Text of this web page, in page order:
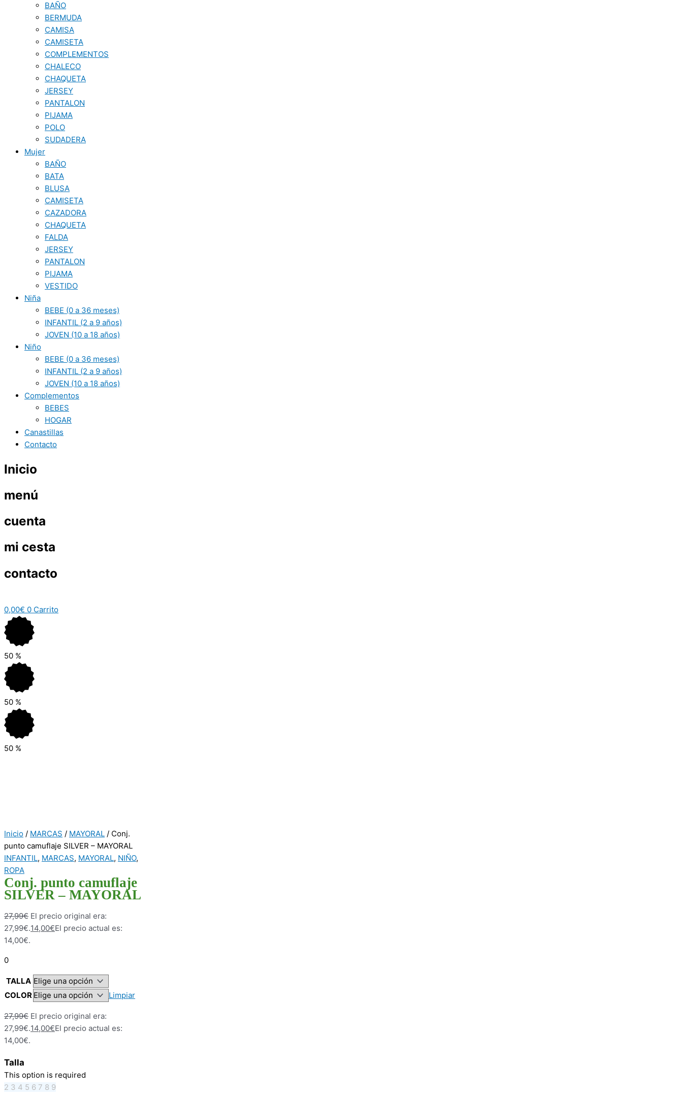
BAÑO
BERMUDA
CAMISA
CAMISETA
COMPLEMENTOS
CHALECO
CHAQUETA
JERSEY
PANTALON
PIJAMA
POLO
SUDADERA
Mujer
BAÑO
BATA
BLUSA
CAMISETA
CAZADORA
CHAQUETA
FALDA
JERSEY
PANTALON
PIJAMA
VESTIDO
Niña
BEBE (0 a 36 meses)
INFANTIL (2 a 9 años)
JOVEN (10 a 18 años)
Niño
BEBE (0 a 36 meses)
INFANTIL (2 a 9 años)
JOVEN (10 a 18 años)
Complementos
BEBES
HOGAR
Canastillas
Contacto
Inicio
menú
cuenta
mi cesta
contacto
0,00€ 0 Carrito
50 %
50 %
50 %
Inicio / MARCAS / MAYORAL / Conj.
punto camuflaje SILVER – MAYORAL
INFANTIL, MARCAS, MAYORAL, NIÑO,
ROPA
Conj. punto camuflaje
SILVER – MAYORAL
27,99€ El precio original era:
27,99€.14,00€El precio actual es:
14,00€.
0
TALLA
COLOR
Limpiar
27,99€ El precio original era:
27,99€.14,00€El precio actual es:
14,00€.
Talla
This option is required
2 3 4 5 6 7 8 9